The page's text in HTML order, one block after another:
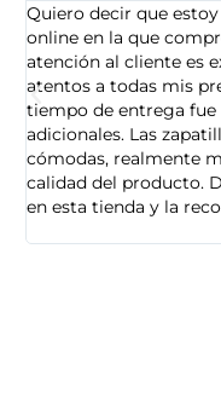
Quiero decir que
online en la que
atención al cliente es
atentos a todas mis
tiempo de entrega
adicionales. Las
cómodas, realmente
calidad del producto.
en esta tienda y la